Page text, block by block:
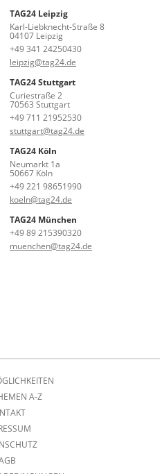
TAG24 Leipzig
Karl-Liebknecht-Straße 8
04107 Leipzig
+49 341 24250430
leipzig@tag24.de
TAG24 Stuttgart
Curiestraße 2
70563 Stuttgart
+49 711 21952530
stuttgart@tag24.de
TAG24 Köln
Neumarkt 1a
50667 Köln
+49 221 98651990
koeln@tag24.de
TAG24 München
+49 89 215390320
muenchen@tag24.de
A-Z